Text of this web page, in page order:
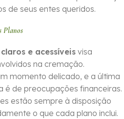
de seus entes queridos.
Planos
e acessíveisvisa
na cremação.
momento delicado, e a última
é de preocupações financeiras.
estão sempre à disposição
o que cada plano inclui.